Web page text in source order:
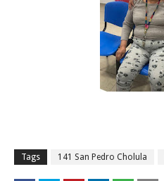
Tags 141 San Pedro Cholula